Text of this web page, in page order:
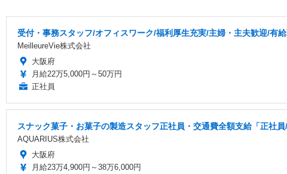
受付・事務スタッフ/オフィスワーク/福利厚生充実/主婦・主夫歓迎/有
MeilleureVie株式会社
大阪府
月給22万5,000円～50万円
正社員
スナック菓子・お菓子の製造スタッフ正社員・交通費全額支給「正社
AQUARIUS株式会社
大阪府
月給23万4,900円～38万6,000円